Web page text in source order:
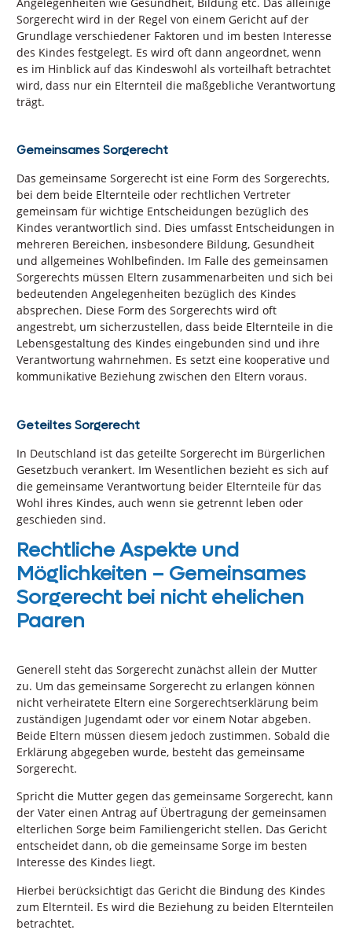
Sorgerecht wird in der Regel von einem Gericht auf der
Grundlage verschiedener Faktoren und im besten Interesse
des Kindes festgelegt. Es wird oft dann angeordnet, wenn
es im Hinblick auf das Kindeswohl als vorteilhaft betrachtet
wird, dass nur ein Elternteil die maßgebliche Verantwortung
trägt.
Gemeinsames Sorgerecht
Das gemeinsame Sorgerecht ist eine Form des Sorgerechts,
bei dem beide Elternteile oder rechtlichen Vertreter
gemeinsam für wichtige Entscheidungen bezüglich des
Kindes verantwortlich sind. Dies umfasst Entscheidungen in
mehreren Bereichen, insbesondere Bildung, Gesundheit
und allgemeines Wohlbefinden. Im Falle des gemeinsamen
Sorgerechts müssen Eltern zusammenarbeiten und sich bei
bedeutenden Angelegenheiten bezüglich des Kindes
absprechen. Diese Form des Sorgerechts wird oft
angestrebt, um sicherzustellen, dass beide Elternteile in die
Lebensgestaltung des Kindes eingebunden sind und ihre
Verantwortung wahrnehmen. Es setzt eine kooperative und
kommunikative Beziehung zwischen den Eltern voraus.
Geteiltes Sorgerecht
In Deutschland ist das geteilte Sorgerecht im Bürgerlichen
Gesetzbuch verankert. Im Wesentlichen bezieht es sich auf
die gemeinsame Verantwortung beider Elternteile für das
Wohl ihres Kindes, auch wenn sie getrennt leben oder
geschieden sind.
Rechtliche Aspekte und
Möglichkeiten – Gemeinsames
Sorgerecht bei nicht ehelichen
Paaren
Generell steht das Sorgerecht zunächst allein der Mutter
zu. Um das gemeinsame Sorgerecht zu erlangen können
nicht verheiratete Eltern eine Sorgerechtserklärung beim
zuständigen Jugendamt oder vor einem Notar abgeben.
Beide Eltern müssen diesem jedoch zustimmen. Sobald die
Erklärung abgegeben wurde, besteht das gemeinsame
Sorgerecht.
Spricht die Mutter gegen das gemeinsame Sorgerecht, kann
der Vater einen Antrag auf Übertragung der gemeinsamen
elterlichen Sorge beim Familiengericht stellen. Das Gericht
entscheidet dann, ob die gemeinsame Sorge im besten
Interesse des Kindes liegt.
Hierbei berücksichtigt das Gericht die Bindung des Kindes
zum Elternteil. Es wird die Beziehung zu beiden Elternteilen
betrachtet.